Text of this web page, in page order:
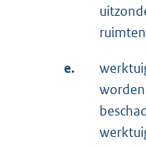
e.